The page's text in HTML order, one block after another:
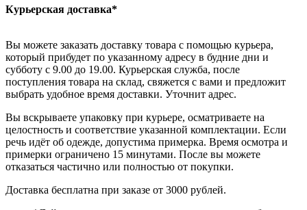
Курьерская доставка*
Вы можете заказать доставку товара с помощью курьера,
который прибудет по указанному адресу в будние дни и
субботу с 9.00 до 19.00. Курьерская служба, после
поступления товара на склад, свяжется с вами и предложит
выбрать удобное время доставки. Уточнит адрес.
Вы вскрываете упаковку при курьере, осматриваете на
целостность и соответствие указанной комплектации. Если
речь идёт об одежде, допустима примерка. Время осмотра и
примерки ограничено 15 минутами. После вы можете
отказаться частично или полностью от покупки.
Доставка бесплатна при заказе от 3000 рублей.